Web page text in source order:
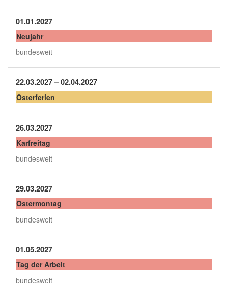
01.01.2027
Neujahr
bundesweit
22.03.2027 – 02.04.2027
Osterferien
26.03.2027
Karfreitag
bundesweit
29.03.2027
Ostermontag
bundesweit
01.05.2027
Tag der Arbeit
bundesweit